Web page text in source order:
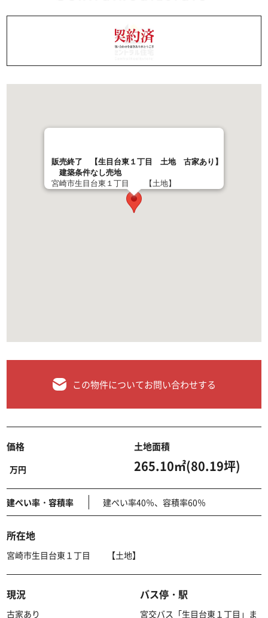
販売終了 【生目台東１丁目 土地 古家あり】
建築条件なし売地
宮崎市生目台東１丁目 【土地】
この物件についてお問い合わせする
価格
万円
土地面積
265.10㎡(80.19坪)
建ぺい率・容積率 建ぺい率40％、容積率60％
所在地
宮崎市生目台東１丁目 【土地】
現況
古家あり
バス停・駅
宮交バス「生目台東１丁目」ま